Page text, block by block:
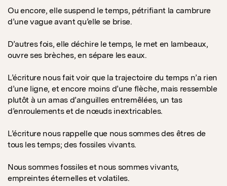
Ou encore, elle suspend le temps, pétrifiant la cambrure
d’une vague avant qu’elle se brise.
D’autres fois, elle déchire le temps, le met en lambeaux,
ouvre ses brèches, en sépare les eaux.
L’écriture nous fait voir que la trajectoire du temps n’a rien
d’une ligne, et encore moins d’une flèche, mais ressemble
plutôt à un amas d’anguilles entremêlées, un tas
d’enroulements et de nœuds inextricables.
L’écriture nous rappelle que nous sommes des êtres de
tous les temps; des fossiles vivants.
Nous sommes fossiles et nous sommes vivants,
empreintes éternelles et volatiles.